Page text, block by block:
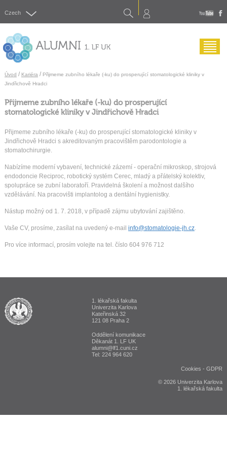
Czech Search
Úvod / Kariéra/ Přijmeme zubního lékaře (-ku) do prosperující stomatologické kliniky v
Jindřichově Hradci
Přijmeme zubního lékaře (-ku) do prosperující
stomatologické kliniky v Jindřichově Hradci
Přijmeme zubního lékaře (-ku) do prosperující stomatologické kliniky v
Jindřichově Hradci s akreditovaným pracovištěm parodontologie a
stomatochirurgie.
Nabízíme moderní vybavení, technické zázemí - operační mikroskop, strojová
endodoncie Reciproc, robotický systém Cerec, mladý a přátelský kolektiv,
spolupráce se zubní laboratoří. Pravidelná školení a možnost dalšího
vzdělávání. Na pracovišti implantolog a dentální hygienistky.
Nástup možný od 1. 7. 2018, v případě zájmu ubytování zajištěno.
Vaše CV, prosíme, zasílat na uvedený e-mail info@stomatologie-jh.cz.
Pro více informací, prosím volejte na tel. číslo 604 976 712
ALUMNI 1. lékařská fakulta Univerzita Karlova v Praze
1. lékařská fakulta
Univerzita Karlova
Kateřinská 32
121 08 Praha 2
Oddělení komunikace
Děkanát 1. LF UK
alumni@lf1.cuni.cz
Tel: 224 964 620
Cookies -GDPR
© 2026 Univerzita Karlova
1. lékařská fakulta